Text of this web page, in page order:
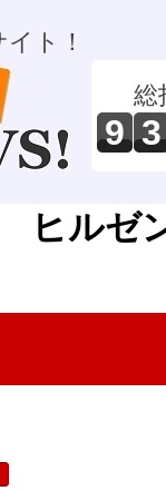
ト！
総
9 3
ヒルゼ